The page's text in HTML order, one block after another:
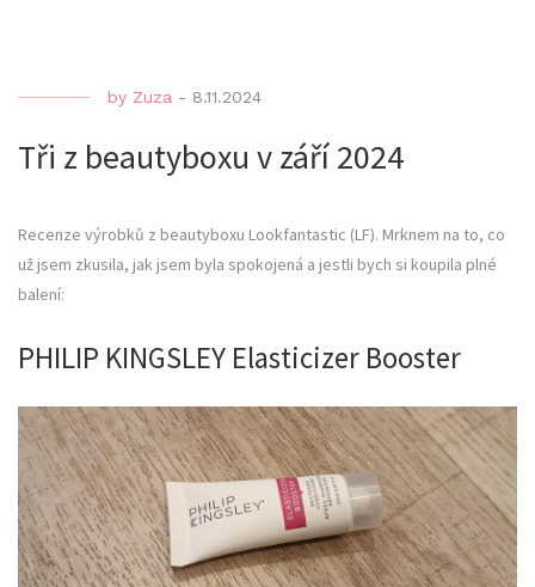
by Zuza - 8.11.2024
Tři z beautyboxu v září 2024
Recenze výrobků z beautyboxu Lookfantastic (LF). Mrknem na to, co
už jsem zkusila, jak jsem byla spokojená a jestli bych si koupila plné
balení:
PHILIP KINGSLEY Elasticizer Booster